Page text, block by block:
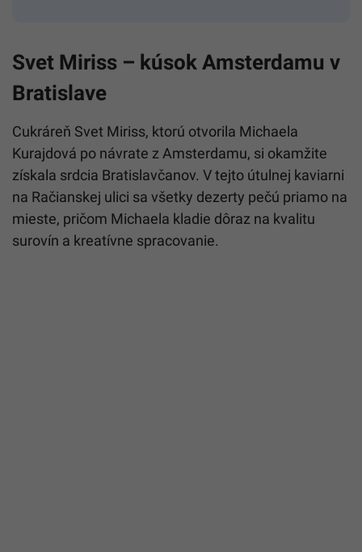
Svet Miriss – kúsok Amsterdamu v
Bratislave
Cukráreň Svet Miriss, ktorú otvorila Michaela
Kurajdová po návrate z Amsterdamu, si okamžite
získala srdcia Bratislavčanov. V tejto útulnej kaviarni
na Račianskej ulici sa všetky dezerty pečú priamo na
mieste, pričom Michaela kladie dôraz na kvalitu
surovín a kreatívne spracovanie.